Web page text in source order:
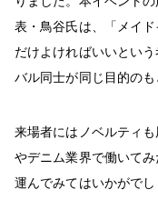
表・鳥谷氏は、「メイ
だけよければいいとい
バル同士が同じ目的の
来場者にはノベルティ
やデニム業界で働いて
運んでみてはいかがでし